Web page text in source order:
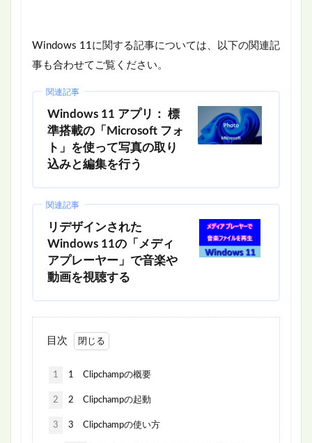
Windows 11に関する記事については、以下の関連記
事も合わせてご覧ください。
関連記事
Windows 11 アプリ： 標
準搭載の「Microsoft フォ
ト」を使って写真の取り
込みと編集を行う
関連記事
リデザインされた
Windows 11の「メディ
アプレーヤー」で音楽や
動画を視聴する
目次
1 1 Clipchampの概要
2 2 Clipchampの起動
3 3 Clipchampの使い方